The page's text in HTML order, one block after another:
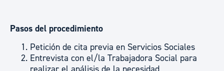
Pasos del procedimiento
Petición de cita previa en Servicios Sociales
Entrevista con el/la Trabajadora Social para